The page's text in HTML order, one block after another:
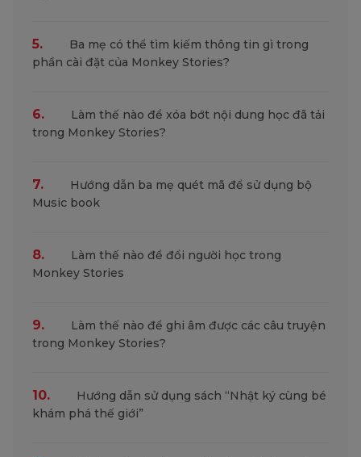
5.
Ba mẹ có thể tìm kiếm thông tin gì trong
phần cài đặt của Monkey Stories?
6.
Làm thế nào để xóa bớt nội dung học đã tải
trong Monkey Stories?
7.
Hướng dẫn ba mẹ quét mã để sử dụng bộ
Music book
8.
Làm thế nào để đổi người học trong
Monkey Stories
9.
Làm thế nào để ghi âm được các câu truyện
trong Monkey Stories?
10.
Hướng dẫn sử dụng sách “Nhật ký cùng bé
khám phá thế giới”